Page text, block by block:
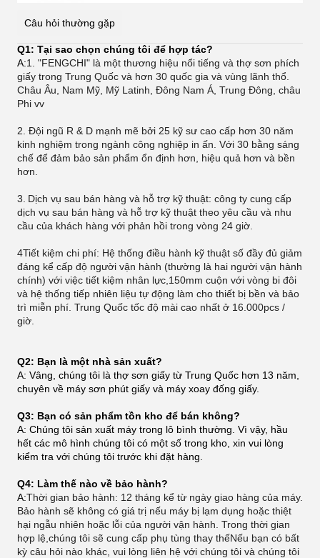
Câu hỏi thường gặp
Q1: Tại sao chọn chúng tôi để hợp tác?
A:1. "FENGCHI" là một thương hiệu nổi tiếng và thợ sơn phích
giấy trong Trung Quốc và hơn 30 quốc gia và vùng lãnh thổ.
Châu Âu, Nam Mỹ, Mỹ Latinh, Đông Nam Á, Trung Đông, châu
Phi vv
2. Đội ngũ R & D mạnh mẽ bởi 25 kỹ sư cao cấp hơn 30 năm
kinh nghiệm trong ngành công nghiệp in ấn. Với 30 bằng sáng
chế để đảm bảo sản phẩm ổn định hơn, hiệu quả hơn và bền
hơn.
3. Dịch vụ sau bán hàng và hỗ trợ kỹ thuật: công ty cung cấp
dịch vụ sau bán hàng và hỗ trợ kỹ thuật theo yêu cầu và nhu
cầu của khách hàng với phản hồi trong vòng 24 giờ.
4Tiết kiệm chi phí: Hệ thống điều hành kỹ thuật số đầy đủ giảm
đáng kể cấp độ người vận hành (thường là hai người vận hành
chính) với việc tiết kiệm nhân lực,150mm cuộn với vòng bi đôi
và hệ thống tiếp nhiên liệu tự động làm cho thiết bị bền và bảo
trì miễn phí. Trung Quốc tốc độ mài cao nhất ở 16.000pcs /
giờ.
Q2: Bạn là một nhà sản xuất?
A: Vâng, chúng tôi là thợ sơn giấy từ Trung Quốc hơn 13 năm,
chuyên về máy sơn phút giấy và máy xoay đống giấy.
Q3: Bạn có sản phẩm tồn kho để bán không?
A: Chúng tôi sản xuất máy trong lô bình thường. Vì vậy, hầu
hết các mô hình chúng tôi có một số trong kho, xin vui lòng
kiểm tra với chúng tôi trước khi đặt hàng.
Q4: Làm thế nào về bảo hành?
A:Thời gian bảo hành: 12 tháng kể từ ngày giao hàng của máy.
Bảo hành sẽ không có giá trị nếu máy bị lạm dụng hoặc thiệt
hại ngẫu nhiên hoặc lỗi của người vận hành. Trong thời gian
hợp lệ,chúng tôi sẽ cung cấp phụ tùng thay thếNếu bạn có bất
kỳ câu hỏi nào khác, vui lòng liên hệ với chúng tôi và chúng tôi